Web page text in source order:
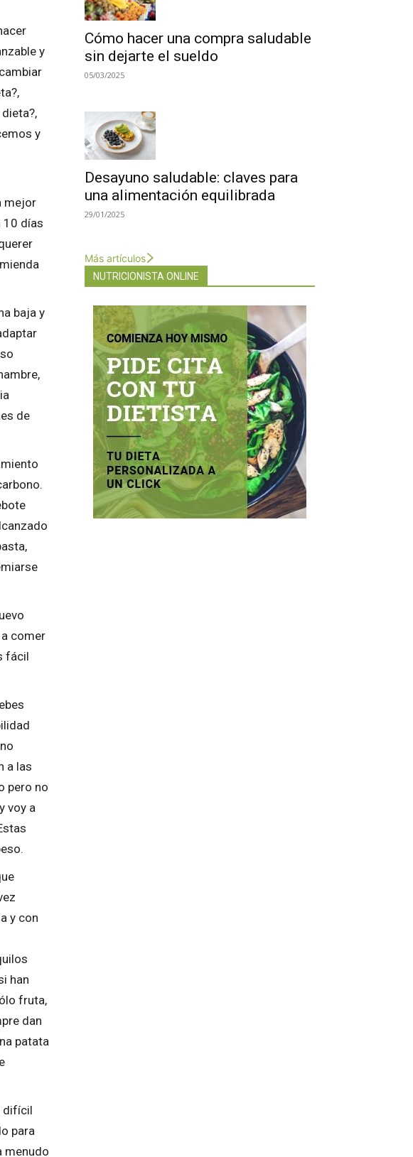
y
y
mejor
10 días
baja y
de
comer
fácil
a las
pero no
voy a
y con
han
fruta,
dan
patata
difícil
para
menudo
Cómo hacer una compra saludable
sin dejarte el sueldo
05/03/2025
Desayuno saludable: claves para
una alimentación equilibrada
29/01/2025
Más artículos
NUTRICIONISTA ONLINE